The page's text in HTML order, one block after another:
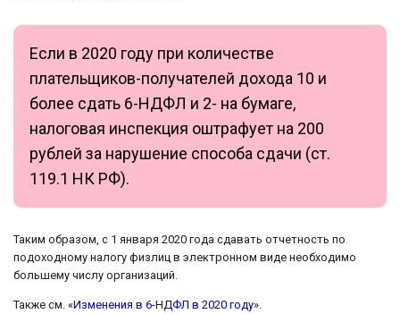
Если в 2020 году при количестве
плательщиков-получателей дохода 10 и
более сдать 6-НДФЛ и 2- на бумаге,
налоговая инспекция оштрафует на 200
рублей за нарушение способа сдачи (ст.
119.1 НК РФ).
Таким образом, с 1 января 2020 года сдавать отчетность по
подоходному налогу физлиц в электронном виде необходимо
большему числу организаций.
Также см. «Изменения в 6-НДФЛ в 2020 году».